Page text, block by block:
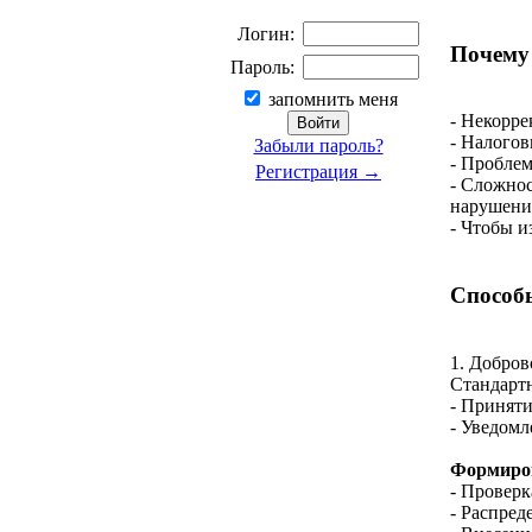
Логин:
Пароль:
запомнить меня
Забыли пароль?
Регистрация →
-
-
-
-
- Чтобы
1.
-
-
-
-